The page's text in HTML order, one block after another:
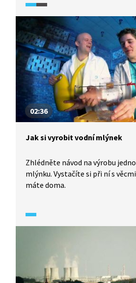
v republice. Jak elektrárna
podrobnosti o ní představí tato
02:36
Jak si vyrobit vodní mlýnek
Zhlédněte návod na výrobu
mlýnku. Vystačíte si při ní s
máte doma.